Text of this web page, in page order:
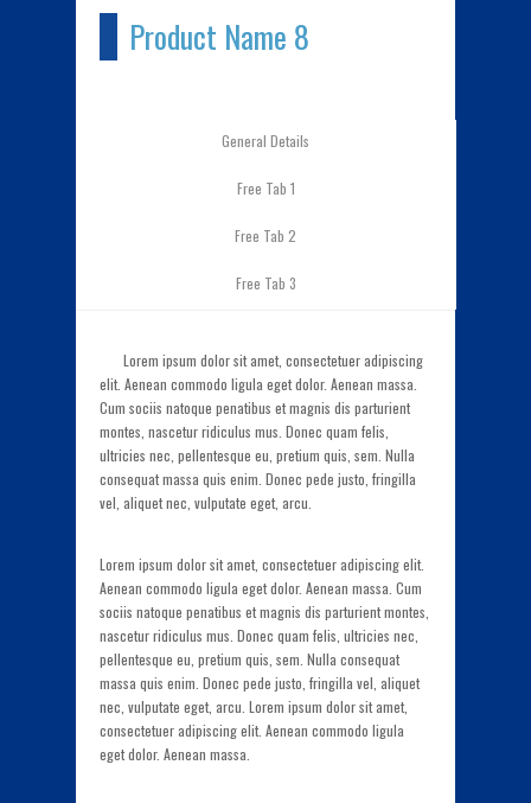
Product Name 8
General Details
Free Tab 1
Free Tab 2
Free Tab 3
Lorem ipsum dolor sit amet, consectetuer adipiscing
elit. Aenean commodo ligula eget dolor. Aenean massa.
Cum sociis natoque penatibus et magnis dis parturient
montes, nascetur ridiculus mus. Donec quam felis,
ultricies nec, pellentesque eu, pretium quis, sem. Nulla
consequat massa quis enim. Donec pede justo, fringilla
vel, aliquet nec, vulputate eget, arcu.
Lorem ipsum dolor sit amet, consectetuer adipiscing elit.
Aenean commodo ligula eget dolor. Aenean massa. Cum
sociis natoque penatibus et magnis dis parturient montes,
nascetur ridiculus mus. Donec quam felis, ultricies nec,
pellentesque eu, pretium quis, sem. Nulla consequat
massa quis enim. Donec pede justo, fringilla vel, aliquet
nec, vulputate eget, arcu. Lorem ipsum dolor sit amet,
consectetuer adipiscing elit. Aenean commodo ligula
eget dolor. Aenean massa.